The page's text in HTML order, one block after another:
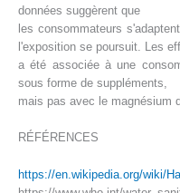
données suggèrent que
les consommateurs
l'exposition se poursuit. Les
a été associée à une
sous forme de suppléments,
mais pas avec le magnésium
RÉFÉRENCES
https://en.wikipedia.org/wiki/